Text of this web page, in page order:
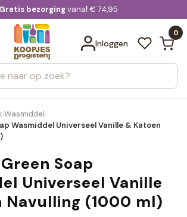
voor 20:00 uur besteld
bezorgingvanaf € 74,95
Inloggen
0
Bekijk alle resultaten
›Wasmiddel›
Wasmiddel Universeel Vanille & Katoen
Soap
Universeel Vanille
Navulling (1000 ml)